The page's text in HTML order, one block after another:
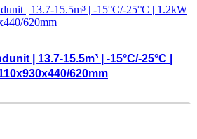
| 13.7-15.5m³ | -15°C/-25°C |
620mm